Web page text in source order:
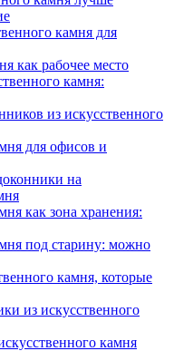
камня для
как рабочее место
камня:
из искусственного
для офисов и
на
как зона хранения:
под старину: можно
камня, которые
из искусственного
камня